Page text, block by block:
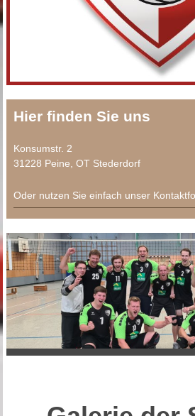
Hier finden Sie uns
Konsumstr. 2
31228 Peine, OT Stederdorf
Oder nutzen Sie einfach unser